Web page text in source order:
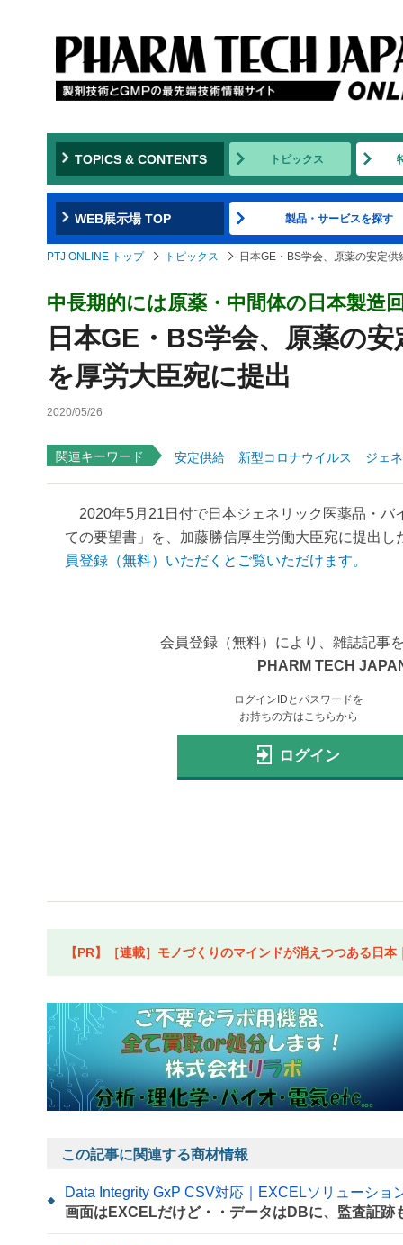
TOPICS & CONTENTS トピックス
WEB展示場 TOP 製品・サービスを探す
PTJ ONLINE トップ トピックス 日本GE・BS学会、原薬の安定
中長期的には原薬・中間体の日本製造
日本GE・BS学会、原薬の
を厚労大臣宛に提出
2020/05/26
関連キーワード 安定供給 新型コロナウイルス ジェ
2020年5月21日付で日本ジェネリック医薬品・バ
ての要望書」を、加藤勝信厚生労働大臣宛に提出
員登録（無料）いただくとご覧いただけます。
会員登録（無料）により、雑誌記事
PHARM TECH
ログインIDとパスワードを
お持ちの方はこちらから
ログイン
【PR】［連載］モノづくりのマインドが消えつつある日
この記事に関連する商材情報
Data Integrity GxP CSV対応｜EXCELソリューショ
画面はEXCELだけど・・データはDBに、監査証跡